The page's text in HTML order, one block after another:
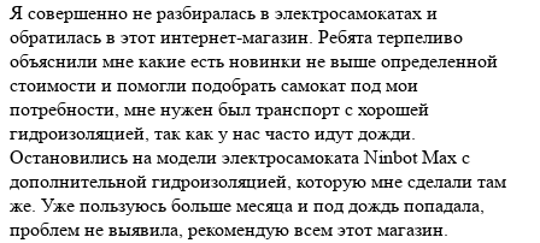
Я совершенно не разбиралась в электросамокатах и
обратилась в этот интернет-магазин. Ребята терпеливо
объяснили мне какие есть новинки не выше определенной
стоимости и помогли подобрать самокат под мои
потребности, мне нужен был транспорт с хорошей
гидроизоляцией, так как у нас часто идут дожди.
Остановились на модели электросамоката Ninbot Max с
дополнительной гидроизоляцией, которую мне сделали там
же. Уже пользуюсь больше месяца и под дождь попадала,
проблем не выявила, рекомендую всем этот магазин.